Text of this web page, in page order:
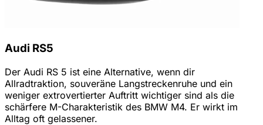
Audi RS5
Der Audi RS 5 ist eine Alternative, wenn dir
Allradtraktion, souveräne Langstreckenruhe und ein
weniger extrovertierter Auftritt wichtiger sind als die
schärfere M-Charakteristik des BMW M4. Er wirkt im
Alltag oft gelassener.